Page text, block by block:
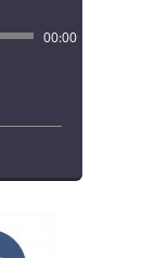
00:00